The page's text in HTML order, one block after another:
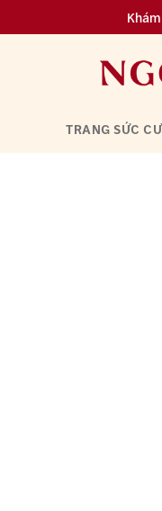
Đa dạng
TRANG SỨC